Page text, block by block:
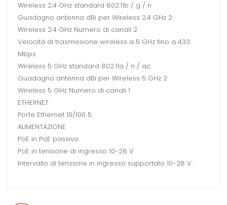
Wireless 2.4 GHz standard 802.11b / g / n
Guadagno antenna dBi per Wireless 2.4 GHz 2
Wireless 2.4 GHz Numero di canali 2
Velocità di trasmissione wireless a 5 GHz fino a 433
Mbps
Wireless 5 GHz standard 802.11a / n / ac
Guadagno antenna dBi per Wireless 5 GHz 2
Wireless 5 GHz Numero di canali 1
ETHERNET
Porte Ethernet 10/100 5
ALIMENTAZIONE
PoE in PoE passivo
PoE in tensione di ingresso 10-28 V.
Intervallo di tensione in ingresso supportato 10-28 V.